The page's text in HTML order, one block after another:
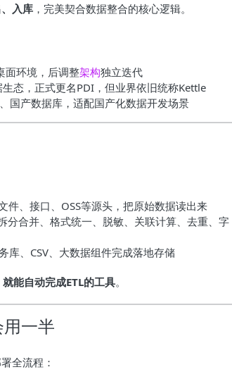
入库 ，完美契合数据整合的核心逻辑。
面环境，后调整架构独立迭代
态，正式更名PDI，但业界依旧统称Kettle
国产数据库，适配国产化数据开发场景
件、接口、OSS等源头，把原始数据读出来
分合并、格式统一、脱敏、关联计算、去重、字
库、CSV、大数据组件完成落地存储
能自动完成ETL的工具。
一半
全流程：